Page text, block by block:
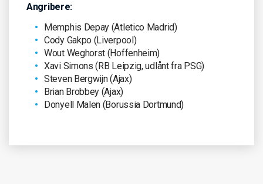
Angribere:
Memphis Depay (Atletico Madrid)
Cody Gakpo (Liverpool)
Wout Weghorst (Hoffenheim)
Xavi Simons (RB Leipzig, udlånt fra PSG)
Steven Bergwijn (Ajax)
Brian Brobbey (Ajax)
Donyell Malen (Borussia Dortmund)